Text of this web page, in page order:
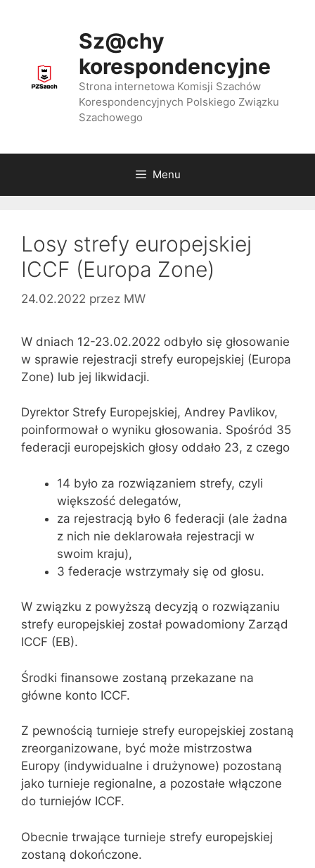
Sz@chy
korespondencyjne
Strona internetowa Komisji Szachów
Korespondencyjnych Polskiego Związku
Szachowego
Menu
Losy strefy europejskiej
ICCF (Europa Zone)
24.02.2022 przez MW
W dniach 12-23.02.2022 odbyło się głosowanie
w sprawie rejestracji strefy europejskiej (Europa
Zone) lub jej likwidacji.
Dyrektor Strefy Europejskiej, Andrey Pavlikov,
poinformował o wyniku głosowania. Spośród 35
federacji europejskich głosy oddało 23, z czego
14 było za rozwiązaniem strefy, czyli
większość delegatów,
za rejestracją było 6 federacji (ale żadna
z nich nie deklarowała rejestracji w
swoim kraju),
3 federacje wstrzymały się od głosu.
W związku z powyższą decyzją o rozwiązaniu
strefy europejskiej został powadomiony Zarząd
ICCF (EB).
Środki finansowe zostaną przekazane na
główne konto ICCF.
Z pewnością turnieje strefy europejskiej zostaną
zreorganizowane, być może mistrzostwa
Europy (indywidualne i drużynowe) pozostaną
jako turnieje regionalne, a pozostałe włączone
do turniejów ICCF.
Obecnie trwające turnieje strefy europejskiej
zostaną dokończone.